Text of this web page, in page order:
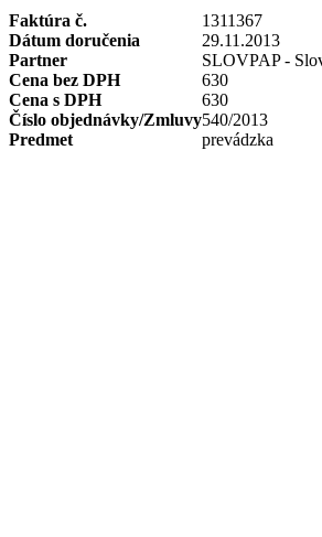
Faktúra č.
1311367
Dátum doručenia
29.11.2013
Partner
SLOVPAP -
Cena bez DPH
630
Cena s DPH
630
Číslo objednávky/Zmluvy540/2013
Predmet
prevádzka